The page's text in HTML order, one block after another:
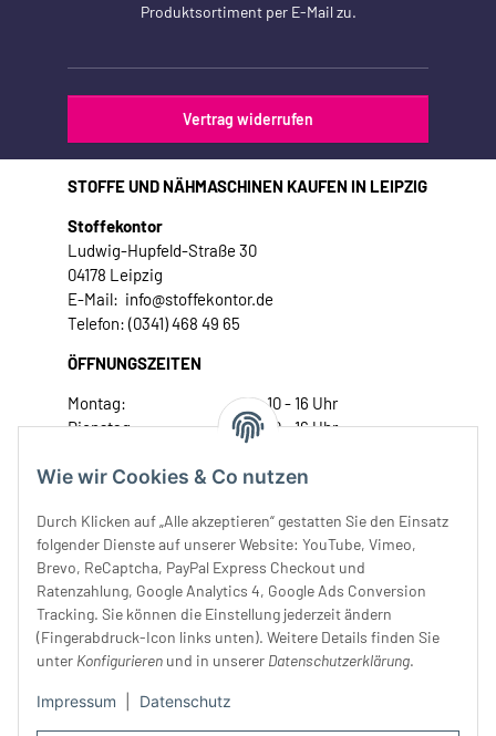
Wie wir Cookies & Co nutzen
Durch Klicken auf „Alle akzeptieren“ gestatten Sie den Einsatz
folgender Dienste auf unserer Website: YouTube, Vimeo,
Brevo, ReCaptcha, PayPal Express Checkout und
Ratenzahlung, Google Analytics 4, Google Ads Conversion
Tracking. Sie können die Einstellung jederzeit ändern
(Fingerabdruck-Icon links unten). Weitere Details finden Sie
unter Konfigurieren und in unserer Datenschutzerklärung.
Impressum Datenschutz
Produktsortiment per E-Mail zu.
Vertrag widerrufen
STOFFE UND NÄHMASCHINEN KAUFEN IN LEIPZIG
Stoffekontor
Ludwig-Hupfeld-Straße 30
04178 Leipzig
E-Mail: info@stoffekontor.de
Telefon: (0341) 468 49 65
ÖFFNUNGSZEITEN
Montag:
10 - 16 Uhr
Dienstag:
10 - 16 Uhr
Donnerstag:
10 - 18 Uhr
Samstag:
10 - 14 Uhr
Unser Service
Rechtliches